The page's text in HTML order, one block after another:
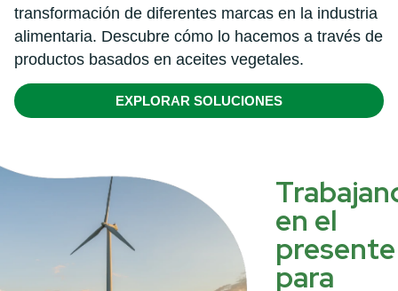
transformación de diferentes marcas en la industria
alimentaria. Descubre cómo lo hacemos a través de
productos basados en aceites vegetales.
EXPLORAR SOLUCIONES
en el
presente
para